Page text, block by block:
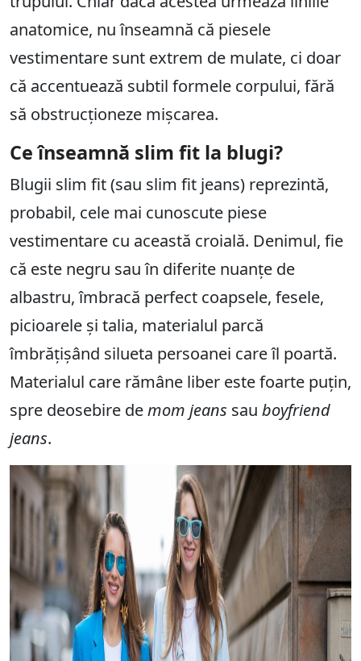
anatomice, nu înseamnă că piesele
vestimentare sunt extrem de mulate, ci doar
că accentuează subtil formele corpului, fără
să obstrucționeze mișcarea.
Ce înseamnă slim fit la blugi?
Blugii slim fit (sau slim fit jeans) reprezintă,
probabil, cele mai cunoscute piese
vestimentare cu această croială. Denimul, fie
că este negru sau în diferite nuanțe de
albastru, îmbracă perfect coapsele, fesele,
picioarele și talia, materialul parcă
îmbrățișând silueta persoanei care îl poartă.
Materialul care rămâne liber este foarte puțin,
spre deosebire demom jeans sau boyfriend
jeans.